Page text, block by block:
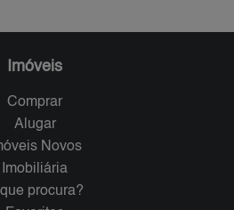
Imóveis
Comprar
Alugar
Novos
Imobiliária
procura?